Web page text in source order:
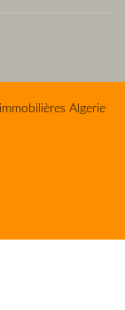
Algerie